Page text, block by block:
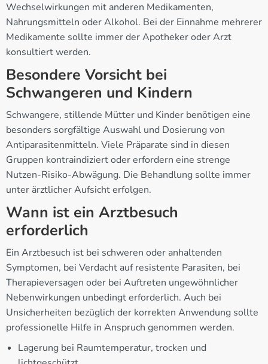
Wechselwirkungen mit anderen Medikamenten,
Nahrungsmitteln oder Alkohol. Bei der Einnahme mehrerer
Medikamente sollte immer der Apotheker oder Arzt
konsultiert werden.
Besondere Vorsicht bei
Schwangeren und Kindern
Schwangere, stillende Mütter und Kinder benötigen eine
besonders sorgfältige Auswahl und Dosierung von
Antiparasitenmitteln. Viele Präparate sind in diesen
Gruppen kontraindiziert oder erfordern eine strenge
Nutzen-Risiko-Abwägung. Die Behandlung sollte immer
unter ärztlicher Aufsicht erfolgen.
Wann ist ein Arztbesuch
erforderlich
Ein Arztbesuch ist bei schweren oder anhaltenden
Symptomen, bei Verdacht auf resistente Parasiten, bei
Therapieversagen oder bei Auftreten ungewöhnlicher
Nebenwirkungen unbedingt erforderlich. Auch bei
Unsicherheiten bezüglich der korrekten Anwendung sollte
professionelle Hilfe in Anspruch genommen werden.
Lagerung bei Raumtemperatur, trocken und